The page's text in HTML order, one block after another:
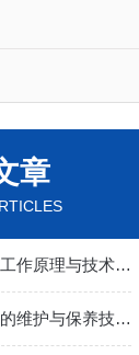
章
低温循环制冷机的工作原理与技术优势
中试不锈钢反应釜的维护与保养技巧